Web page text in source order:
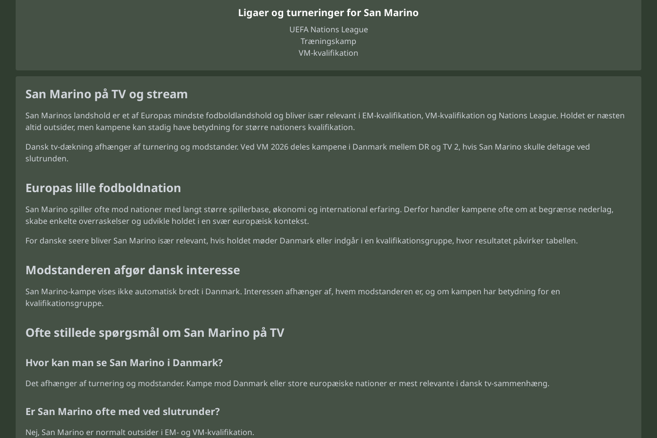
Ligaer og turneringer for San Marino
UEFA Nations League
Træningskamp
VM-kvalifikation
San Marino på TV og stream
San Marinos landshold er et af Europas mindste fodboldlandshold og bliver især relevant i EM-kvalifikation, VM-kvalifikation og Nations League. Holdet er næsten
altid outsider, men kampene kan stadig have betydning for større nationers kvalifikation.
Dansk tv-dækning afhænger af turnering og modstander. Ved VM 2026 deles kampene i Danmark mellem DR og TV 2, hvis San Marino skulle deltage ved
slutrunden.
Europas lille fodboldnation
San Marino spiller ofte mod nationer med langt større spillerbase, økonomi og international erfaring. Derfor handler kampene ofte om at begrænse nederlag,
skabe enkelte overraskelser og udvikle holdet i en svær europæisk kontekst.
For danske seere bliver San Marino især relevant, hvis holdet møder Danmark eller indgår i en kvalifikationsgruppe, hvor resultatet påvirker tabellen.
Modstanderen afgør dansk interesse
San Marino-kampe vises ikke automatisk bredt i Danmark. Interessen afhænger af, hvem modstanderen er, og om kampen har betydning for en
kvalifikationsgruppe.
Ofte stillede spørgsmål om San Marino på TV
Hvor kan man se San Marino i Danmark?
Det afhænger af turnering og modstander. Kampe mod Danmark eller store europæiske nationer er mest relevante i dansk tv-sammenhæng.
Er San Marino ofte med ved slutrunder?
Nej, San Marino er normalt outsider i EM- og VM-kvalifikation.